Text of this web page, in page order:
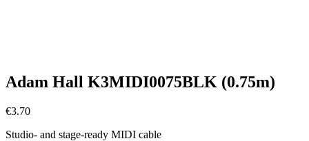
Adam Hall K3MIDI0075BLK (0.75m)
€3.70
Studio- and stage-ready MIDI cable